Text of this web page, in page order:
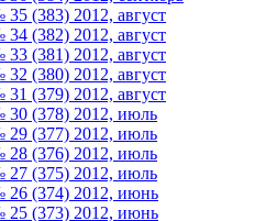
(383) 2012, август
(382) 2012, август
(381) 2012, август
(380) 2012, август
(379) 2012, август
30 (378) 2012, июль
29 (377) 2012, июль
28 (376) 2012, июль
27 (375) 2012, июль
26 (374) 2012, июнь
25 (373) 2012, июнь